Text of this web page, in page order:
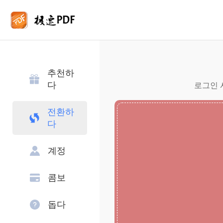
추천하
다
전환하
다
계정
콤보
돕다
로그인